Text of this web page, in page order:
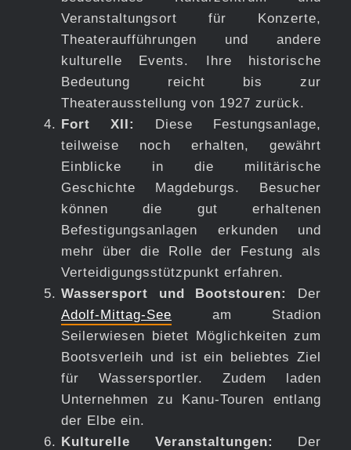
Veranstaltungsort für Konzerte,
Theateraufführungen und andere
kulturelle Events. Ihre historische
Bedeutung reicht bis zur
Theaterausstellung von 1927 zurück.
Fort XII:
Diese Festungsanlage,
teilweise noch erhalten, gewährt
Einblicke in die militärische
Geschichte Magdeburgs. Besucher
können die gut erhaltenen
Befestigungsanlagen erkunden und
mehr über die Rolle der Festung als
Verteidigungsstützpunkt erfahren.
Wassersport und Bootstouren:
Der
Adolf-Mittag-See am Stadion
Seilerwiesen bietet Möglichkeiten zum
Bootsverleih und ist ein beliebtes Ziel
für Wassersportler. Zudem laden
Unternehmen zu Kanu-Touren entlang
der Elbe ein.
Kulturelle Veranstaltungen:
Der